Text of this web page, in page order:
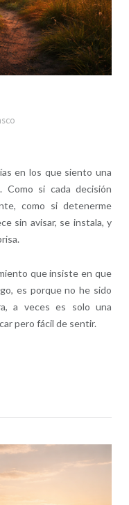
en los que siento una
Como si cada decisión
como si detenerme
sin avisar, se instala, y
que insiste en que
es porque no he sido
a veces es solo una
pero fácil de sentir.